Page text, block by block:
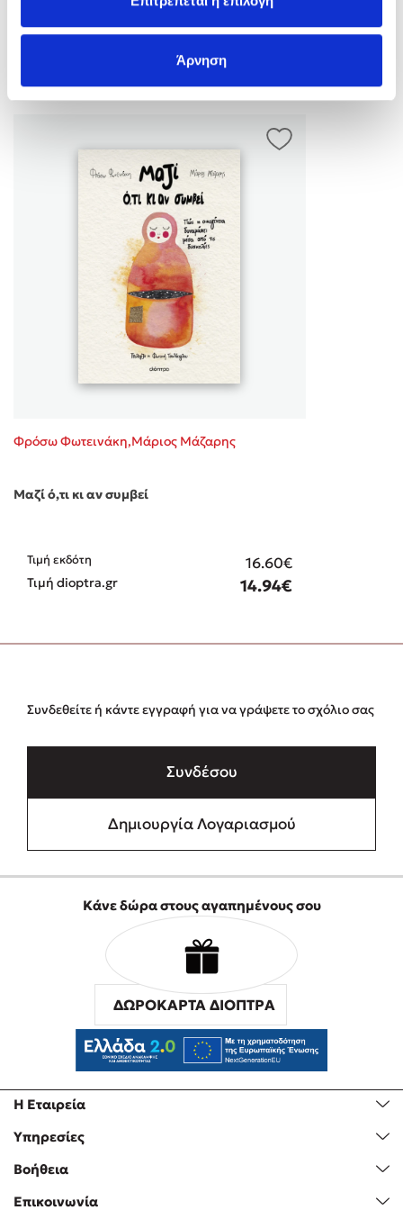
Άρνηση
ένα ευλογημένο «μαζί» περιμένει να σε πάρει από το
χέρι.
Φρόσω Φωτεινάκη,Μάριος Μάζαρης
Μαζί ό,τι κι αν συμβεί
Τιμή εκδότη 16.60€
Τιμή dioptra.gr 14.94€
Συνδεθείτε ή κάντε εγγραφή για να γράψετε το σχόλιο σας
Συνδέσου
Δημιουργία Λογαριασμού
Η Εταιρεία
Υπηρεσίες
Βοήθεια
Επικοινωνία
Κάνε δώρα στους αγαπημένους σου
ΔΩΡΟΚΑΡΤΑ ΔΙΟΠΤΡΑ